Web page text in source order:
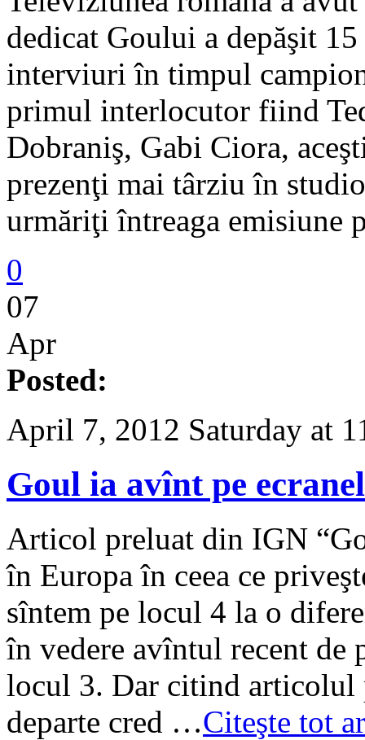
dedicat Goului a depăşit
interviuri în timpul
primul interlocutor fiind
Dobraniş, Gabi Ciora,
prezenţi mai târziu în
urmăriţi întreaga emisiune
0
07
Apr
Posted:
April 7, 2012 Saturday at
Goul ia avînt pe
Articol preluat din IGN
în Europa în ceea ce
sîntem pe locul 4 la o
în vedere avîntul recent de
locul 3. Dar citind articolul
departe cred …Citeşte tot